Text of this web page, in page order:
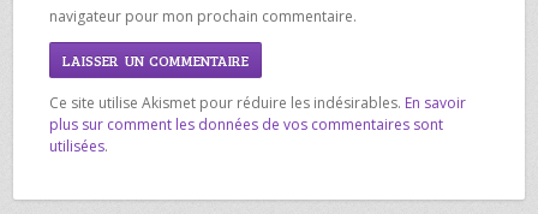
navigateur pour mon prochain commentaire.
Ce site utilise Akismet pour réduire les indésirables. En savoir
plus sur comment les données de vos commentaires sont
utilisées.